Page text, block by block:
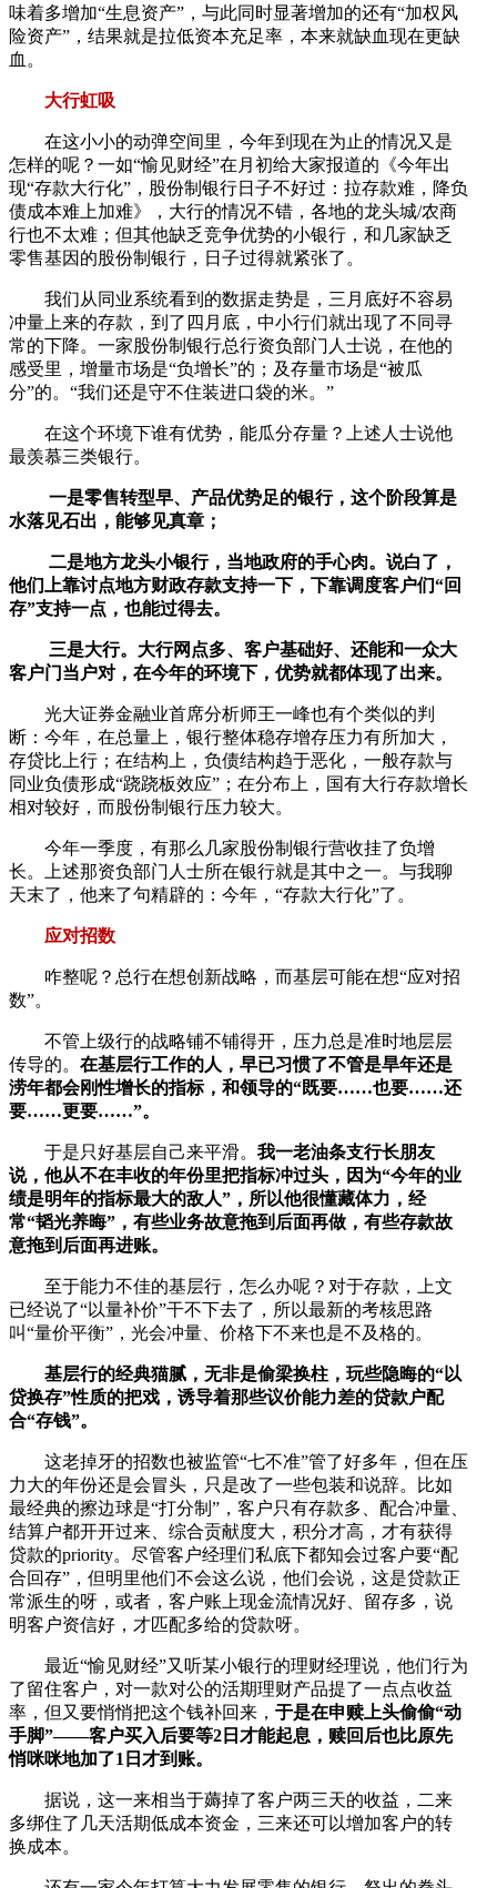
味着多增加“生息资产”，与此同时显著增加的还有“加权风
险资产”，结果就是拉低资本充足率，本来就缺血现在更缺
血。
大行虹吸
在这小小的动弹空间里，今年到现在为止的情况又是
怎样的呢？一如“愉见财经”在月初给大家报道的《今年出
现“存款大行化”，股份制银行日子不好过：拉存款难，降负
债成本难上加难》，大行的情况不错，各地的龙头城/农商
行也不太难；但其他缺乏竞争优势的小银行，和几家缺乏
零售基因的股份制银行，日子过得就紧张了。
我们从同业系统看到的数据走势是，三月底好不容易
冲量上来的存款，到了四月底，中小行们就出现了不同寻
常的下降。一家股份制银行总行资负部门人士说，在他的
感受里，增量市场是“负增长”的；及存量市场是“被瓜
分”的。“我们还是守不住装进口袋的米。”
在这个环境下谁有优势，能瓜分存量？上述人士说他
最羡慕三类银行。
一是零售转型早、产品优势足的银行，这个阶段算是
水落见石出，能够见真章；
二是地方龙头小银行，当地政府的手心肉。说白了，
他们上靠讨点地方财政存款支持一下，下靠调度客户们“回
存”支持一点，也能过得去。
三是大行。大行网点多、客户基础好、还能和一众大
客户门当户对，在今年的环境下，优势就都体现了出来。
光大证券金融业首席分析师王一峰也有个类似的判
断：今年，在总量上，银行整体稳存增存压力有所加大，
存贷比上行；在结构上，负债结构趋于恶化，一般存款与
同业负债形成“跷跷板效应”；在分布上，国有大行存款增长
相对较好，而股份制银行压力较大。
今年一季度，有那么几家股份制银行营收挂了负增
长。上述那资负部门人士所在银行就是其中之一。与我聊
天末了，他来了句精辟的：今年，“存款大行化”了。
应对招数
咋整呢？总行在想创新战略，而基层可能在想“应对招
数”。
不管上级行的战略铺不铺得开，压力总是准时地层层
传导的。 在基层行工作的人，早已习惯了不管是旱年还是
涝年都会刚性增长的指标，和领导的“既要……也要……还
要……更要……”。
于是只好基层自己来平滑。 我一老油条支行长朋友
说，他从不在丰收的年份里把指标冲过头，因为“今年的业
绩是明年的指标最大的敌人”，所以他很懂藏体力，经
常“韬光养晦”，有些业务故意拖到后面再做，有些存款故
意拖到后面再进账。
至于能力不佳的基层行，怎么办呢？对于存款，上文
已经说了“以量补价”干不下去了，所以最新的考核思路
叫“量价平衡”，光会冲量、价格下不来也是不及格的。
基层行的经典猫腻，无非是偷梁换柱，玩些隐晦的“以
贷换存”性质的把戏，诱导着那些议价能力差的贷款户配
合“存钱”。
这老掉牙的招数也被监管“七不准”管了好多年，但在压
力大的年份还是会冒头，只是改了一些包装和说辞。比如
最经典的擦边球是“打分制”，客户只有存款多、配合冲量、
结算户都开开过来、综合贡献度大，积分才高，才有获得
贷款的priority。尽管客户经理们私底下都知会过客户要“配
合回存”，但明里他们不会这么说，他们会说，这是贷款正
常派生的呀，或者，客户账上现金流情况好、留存多，说
明客户资信好，才匹配多给的贷款呀。
最近“愉见财经”又听某小银行的理财经理说，他们行为
了留住客户，对一款对公的活期理财产品提了一点点收益
率，但又要悄悄把这个钱补回来， 于是在申赎上头偷偷“动
手脚”——客户买入后要等2日才能起息，赎回后也比原先
悄咪咪地加了1日才到账。
据说，这一来相当于薅掉了客户两三天的收益，二来
多绑住了几天活期低成本资金，三来还可以增加客户的转
换成本。